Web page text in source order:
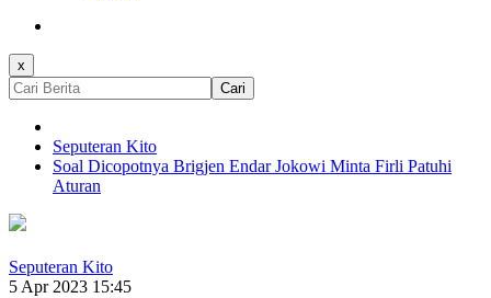
x
Cari
Seputeran Kito
Soal Dicopotnya Brigjen Endar Jokowi Minta Firli Patuhi
Aturan
Seputeran Kito
5 Apr 2023 15:45